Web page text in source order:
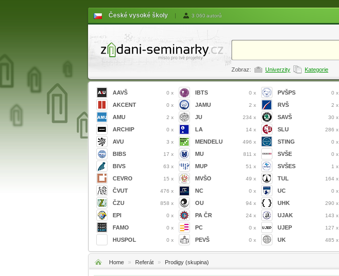
České vysoké školy | 3 060 autorů
Zobraz: Univerzity Kategorie
AAVŠ 0 x
AKCENT 0 x
AMU 2 x
ARCHIP 0 x
AVU 3 x
BIBS 17 x
BIVS 63 x
CEVRO 15 x
ČVUT 476 x
ČZU 858 x
EPI 0 x
FAMO 0 x
HUSPOL 0 x
IBTS 0 x
JAMU 2 x
JU 234 x
LA 14 x
MENDELU 496 x
MU 811 x
MUP 51 x
MVŠO 49 x
NC 0 x
OU 94 x
PA ČR 24 x
PC 0 x
PEVŠ 0 x
PVŠPS 0 x
RVŠ 2 x
SAVŠ 30 x
SLU 286 x
STING 0 x
SVŠE 0 x
SVŠES 1 x
TUL 164 x
UC 0 x
UHK 290 x
UJAK 143 x
UJEP 127 x
UK 485 x
Home » Referát » Prodigy (skupina)